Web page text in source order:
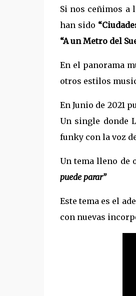
Si nos ceñimos a
han sido
“A un Metro del
En el panorama
otros estilos
En Junio de 2021
Un single donde
funky con la voz
Un tema lleno de
puede parar”
Este tema es el
con nuevas